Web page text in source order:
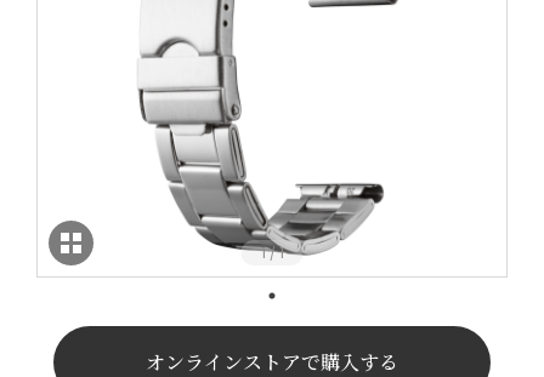
1/1
オンラインストアで購入する